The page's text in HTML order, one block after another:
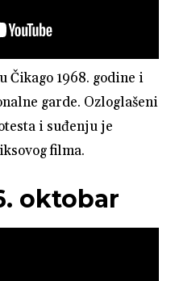
1968. godine i
garde. Ozloglašeni
i suđenju je
filma.
oktobar